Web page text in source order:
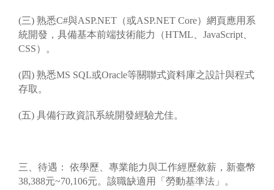
(三) 熟悉C#與ASP.NET（或ASP.NET Core）網頁應用系
統開發，具備基本前端技術能力（HTML、JavaScript、
CSS）。
(四) 熟悉MS SQL或Oracle等關聯式資料庫之設計與程式
存取。
(五) 具備行政資訊系統開發經驗尤佳。
三、待遇： 依學歷、專業能力與工作經歷敘薪，新臺幣
38,388元~70,106元。該職缺適用「勞動基準法」。